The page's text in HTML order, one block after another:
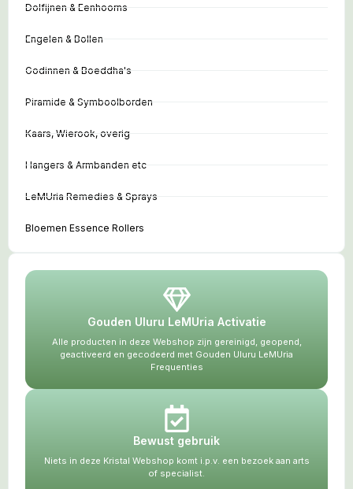
Dolfijnen & Eenhoorns
Engelen & Bollen
Godinnen & Boeddha's
Piramide & Symboolborden
Kaars, Wierook, overig
Hangers & Armbanden etc
LeMUria Remedies & Sprays
Bloemen Essence Rollers
Gouden Uluru LeMUria Activatie
Alle producten in deze Webshop zijn gereinigd, geopend,
geactiveerd en gecodeerd met Gouden Uluru LeMUria
Frequenties
Bewust gebruik
Niets in deze Kristal Webshop komt i.p.v. een bezoek aan arts
of specialist.